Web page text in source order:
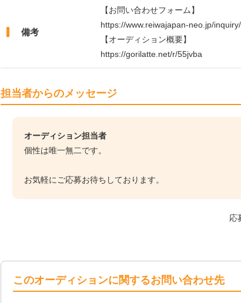
備考
【お問い合わせフォーム】
https://www.reiwajapan-neo.jp/inquiry/
【オーディション概要】
https://gorilatte.net/r/55jvba
担当者からのメッセージ
オーディション担当者
個性は唯一無二です。
お気軽にご応募お待ちしております。
応
このオーディションに関するお問い合わせ先